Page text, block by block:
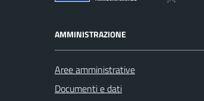
AMMINISTRAZIONE
Aree amministrative
Documenti e dati